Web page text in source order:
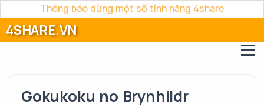
Thông báo dừng một số tính năng 4share
4SHARE.VN
Gokukoku no Brynhildr